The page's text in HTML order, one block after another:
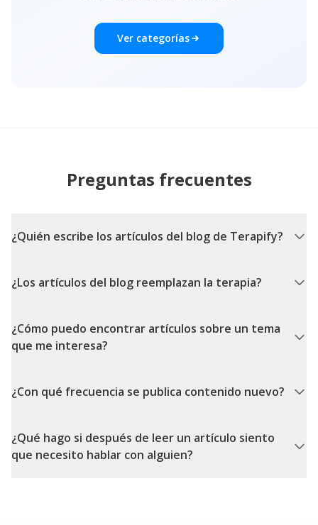
Ver categorías
Preguntas frecuentes
¿Quién escribe los artículos del blog de Terapify?
¿Los artículos del blog reemplazan la terapia?
¿Cómo puedo encontrar artículos sobre un tema
que me interesa?
¿Con qué frecuencia se publica contenido nuevo?
¿Qué hago si después de leer un artículo siento
que necesito hablar con alguien?